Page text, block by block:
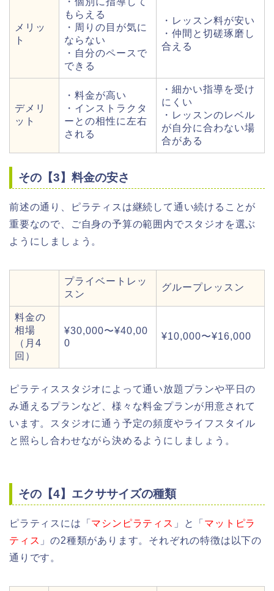
メリッ
ト
もらえる
・周りの目が気に
ならない
・自分のペースで
できる
・レッスン料が安い
・仲間と切磋琢磨し
合える
デメリ
ット
・料金が高い
・インストラクタ
ーとの相性に左右
される
・細かい指導を受け
にくい
・レッスンのレベル
が自分に合わない場
合がある
その【3】料金の安さ
前述の通り、ピラティスは継続して通い続けることが
重要なので、ご自身の予算の範囲内でスタジオを選ぶ
ようにしましょう。
プライベートレッ
スン
グループレッスン
料金の
相場
（月4
回）
¥30,000〜¥40,00
0
¥10,000〜¥16,000
ピラティススタジオによって通い放題プランや平日の
み通えるプランなど、様々な料金プランが用意されて
います。スタジオに通う予定の頻度やライフスタイル
と照らし合わせながら決めるようにしましょう。
その【4】エクササイズの種類
ピラティスには「 マシンピラティス 」と「 マットピラ
ティス 」の2種類があります。それぞれの特徴は以下の
通りです。